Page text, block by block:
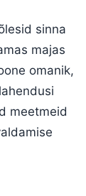
sinna
majas
omanik,
meetmeid